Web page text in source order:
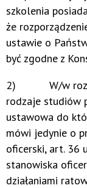
szkolenia
że
ustawie o
być zgodne z
2) W/w
rodzaje studiów
ustawowa do
mówi jedynie o
oficerski, art. 36
stanowiska
działaniami